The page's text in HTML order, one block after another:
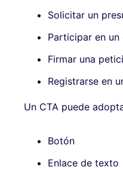
Solicitar un
Participar en un
Firmar una
Registrarse en
Un CTA puede
Botón
Enlace de texto